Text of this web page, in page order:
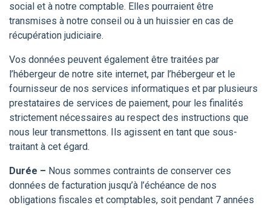
social et à notre comptable. Elles pourraient être
transmises à notre conseil ou à un huissier en cas de
récupération judiciaire.
Vos données peuvent également être traitées par
l’hébergeur de notre site internet, par l’hébergeur et le
fournisseur de nos services informatiques et par plusieurs
prestataires de services de paiement, pour les finalités
strictement nécessaires au respect des instructions que
nous leur transmettons. Ils agissent en tant que sous-
traitant à cet égard.
Durée – Nous sommes contraints de conserver ces
données de facturation jusqu’à l’échéance de nos
obligations fiscales et comptables, soit pendant 7 années